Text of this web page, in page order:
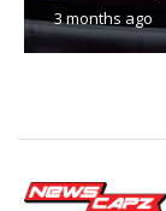
3 months ago